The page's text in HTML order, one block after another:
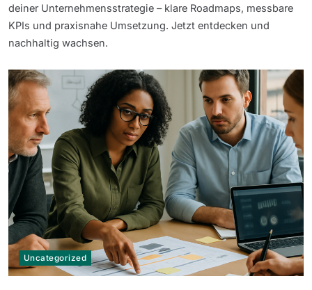
deiner Unternehmensstrategie – klare Roadmaps, messbare
KPIs und praxisnahe Umsetzung. Jetzt entdecken und
nachhaltig wachsen.
Uncategorized